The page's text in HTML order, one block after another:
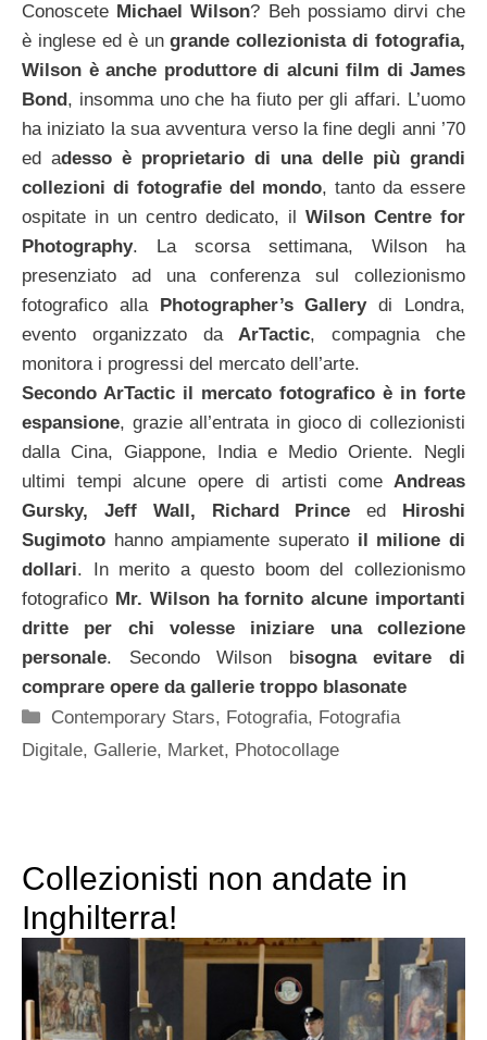
Conoscete Michael Wilson? Beh possiamo dirvi che
è inglese ed è ungrande collezionista di fotografia,
Wilson è anche produttore di alcuni film di James
Bond , insomma uno che ha fiuto per gli affari. L’uomo
ha iniziato la suaavventura verso la fine degli anni ’70
ed adesso è proprietario di una delle più grandi
collezioni di fotografie del mondo, tanto da essere
ospitate in un centro dedicato, il Wilson Centre for
Photography. La scorsa settimana, Wilson ha
presenziato ad una conferenza sul collezionismo
fotografico alla
Photographer’s Gallerydi Londra,
evento organizzato daArTactic, compagnia che
monitora i progressi del mercato dell’arte.
Secondo ArTactic il mercato fotografico è in forte
espansione, grazie all’entrata in gioco di collezionisti
dalla Cina, Giappone, India e Medio Oriente. Negli
ultimi tempi alcune opere di artisti come Andreas
Gursky, Jeff Wall, Richard Princeed
Hiroshi
Sugimoto hanno ampiamente superato il milione di
dollari. In merito a questo boom del collezionismo
fotografico Mr. Wilson ha fornito alcune importanti
dritte per chi volesse iniziare una collezione
personale. Secondo Wilson bisogna evitare di
comprare opere da gallerie troppo blasonate
Categorie
Contemporary Stars, Fotografia, Fotografia
Digitale, Gallerie, Market, Photocollage
Collezionisti non andate in
Inghilterra!